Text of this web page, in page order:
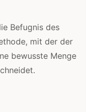
Befugnis des
mit der der
bewusste Menge